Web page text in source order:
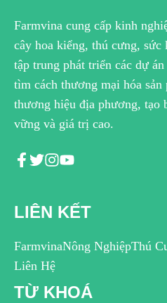
Farmvina cung cấp kinh
cây hoa kiểng, thú cưng,
tập trung phát triển các dự
tìm cách thương mại hóa
thương hiệu địa phương, tạo
vững và giá trị cao.
LIÊN KẾT
FarmvinaNông NghiệpThú
Liên Hệ
TỪ KHOÁ